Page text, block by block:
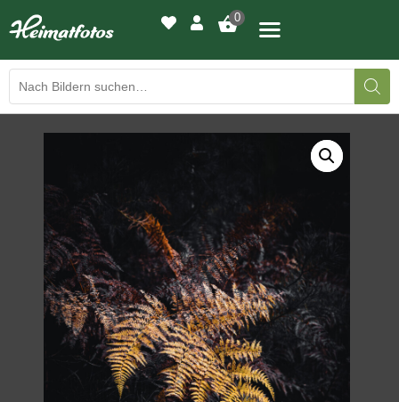
0
BILDERGALERIE
LED-LEUCHTBILDER
WIR DRUCKEN IHR BILD
AUSSTELLUNGEN
HEIMATLICHTER
KONTAKT